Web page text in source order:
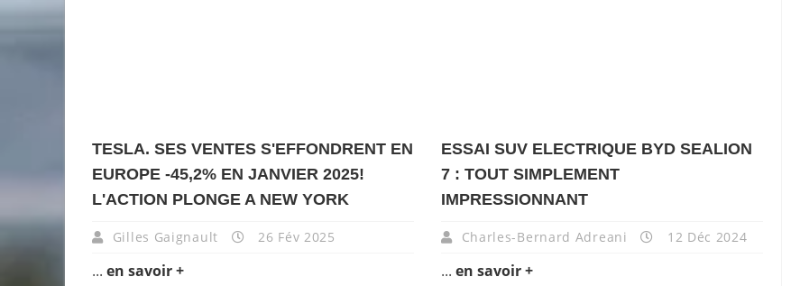
TESLA. SES VENTES S'EFFONDRENT EN
EUROPE -45,2% EN JANVIER 2025!
L'ACTION PLONGE A NEW YORK
Gilles Gaignault 26 Fév 2025
... en savoir +
ESSAI SUV ELECTRIQUE BYD SEALION
7 : TOUT SIMPLEMENT
IMPRESSIONNANT
Charles-Bernard Adreani 12 Déc 2024
... en savoir +